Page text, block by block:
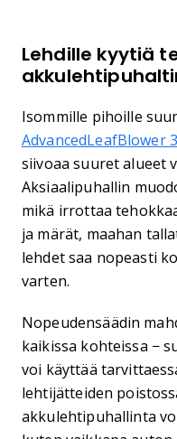
Lehdille kyytiä
Isommille pihoille
AdvancedLeafBlower
siivoaa suuret alueet
Aksiaalipuhallin
mikä irrottaa
ja märät, maahan
lehdet saa nopeasti
varten.
Nopeudensäädin
kaikissa kohteissa −
voi käyttää
lehtijätteiden
akkulehtipuhallinta